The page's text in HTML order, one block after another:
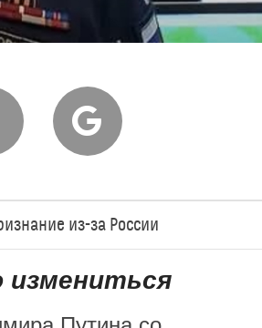
из-за России
измениться